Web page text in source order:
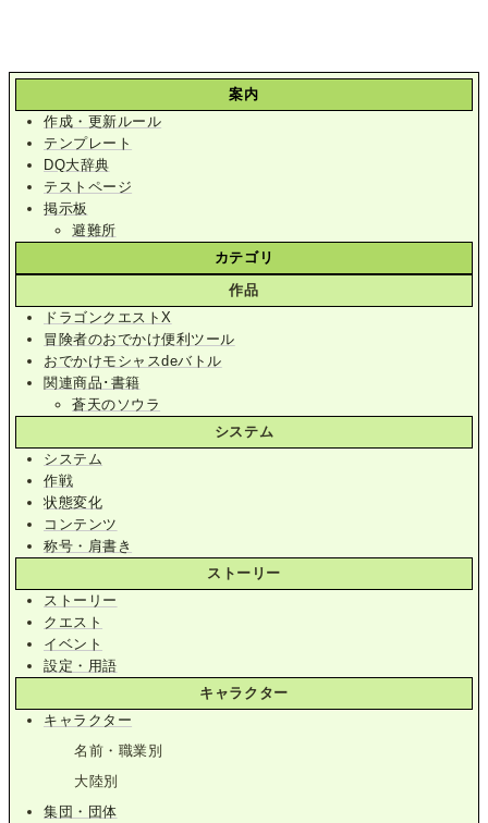
案内
作成・更新ルール
テンプレート
DQ大辞典
テストページ
掲示板
避難所
カテゴリ
作品
ドラゴンクエストX
冒険者のおでかけ便利ツール
おでかけモシャスdeバトル
関連商品･書籍
蒼天のソウラ
システム
システム
作戦
状態変化
コンテンツ
称号・肩書き
ストーリー
ストーリー
クエスト
イベント
設定・用語
キャラクター
キャラクター
名前・職業別
大陸別
集団・団体